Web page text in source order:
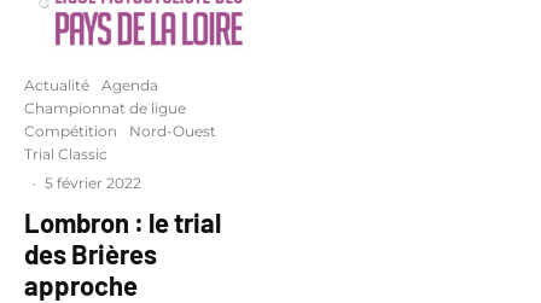
Actualité
Agenda
Championnat de ligue
Compétition
Nord-Ouest
Trial Classic
· 5 février 2022
Lombron : le trial
des Brières
approche